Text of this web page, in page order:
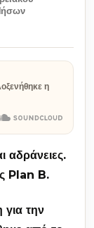
η
αδράνειες.
Plan B.
την